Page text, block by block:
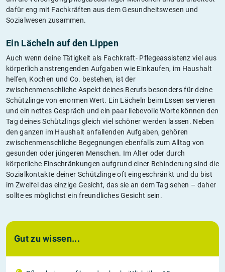
dafür eng mit Fachkräften aus dem Gesundheitswesen und
Sozialwesen zusammen.
Ein Lächeln auf den Lippen
Auch wenn deine Tätigkeit als Fachkraft- Pflegeassistenz viel aus
körperlich anstrengenden Aufgaben wie Einkaufen, im Haushalt
helfen, Kochen und Co. bestehen, ist der
zwischenmenschliche Aspekt deines Berufs besonders für deine
Schützlinge von enormen Wert. Ein Lächeln beim Essen servieren
und ein nettes Gespräch und ein paar liebevolle Worte können den
Tag deines Schützlings gleich viel schöner werden lassen. Neben
den ganzen im Haushalt anfallenden Aufgaben, gehören
zwischenmenschliche Begegnungen ebenfalls zum Alltag von
gesunden oder jüngeren Menschen. Im Alter oder durch
körperliche Einschränkungen aufgrund einer Behinderung sind die
Sozialkontakte deiner Schützlinge oft eingeschränkt und du bist
im Zweifel das einzige Gesicht, das sie an dem Tag sehen – daher
sollte es möglichst ein freundliches Gesicht sein.
Gut zu wissen...